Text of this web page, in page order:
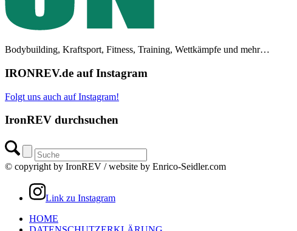
Bodybuilding, Kraftsport, Fitness, Training, Wettkämpfe und mehr…
IRONREV.de auf Instagram
Folgt uns auch auf Instagram!
IronREV durchsuchen
© copyright by IronREV / website by Enrico-Seidler.com
Link zu Instagram
HOME